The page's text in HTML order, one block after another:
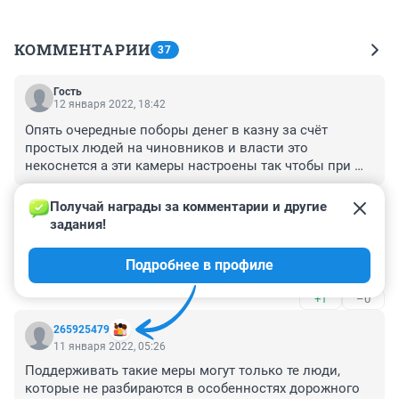
КОММЕНТАРИИ 37
Гость
12 января 2022, 18:42
Опять очередные поборы денег в казну за счёт
простых людей на чиновников и власти это
некоснется а эти камеры настроены так чтобы при
повороте на лево ты в любом случае пересекает
сплошную которую не видно под снегом который не
убрали на дороге.жалко водителей скоро все
–0
Гость
Лихачи всё-равно будут лихачить.
+1 –0
265925479
Получай награды за комментарии и другие
задания!
Подробнее в профиле
11 января 2022, 05:26
Поддерживать такие меры могут только те люди,
которые не разбираются в особенностях дорожного